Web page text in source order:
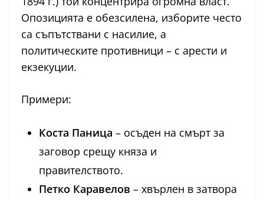
Опозицията е обезсилена, изборите често
са съпътствани с насилие, а
политическите противници – с арести и
екзекуции.
Примери:
Коста Паница – осъден на смърт за
заговор срещу княза и
правителството.
Петко Каравелов – хвърлен в затвора